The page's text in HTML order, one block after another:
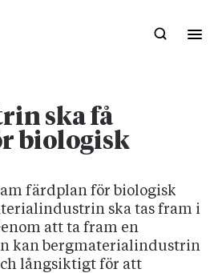
ska få
biologisk
färdplan för biologisk
ska tas fram i
att ta fram en
kan bergmaterialindustrin
långsiktigt för att